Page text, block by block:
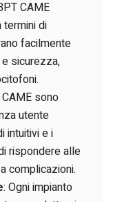
CAME
di
facilmente
sicurezza,
sono
utente
intuitivi e i
rispondere alle
complicazioni.
: Ogni impianto